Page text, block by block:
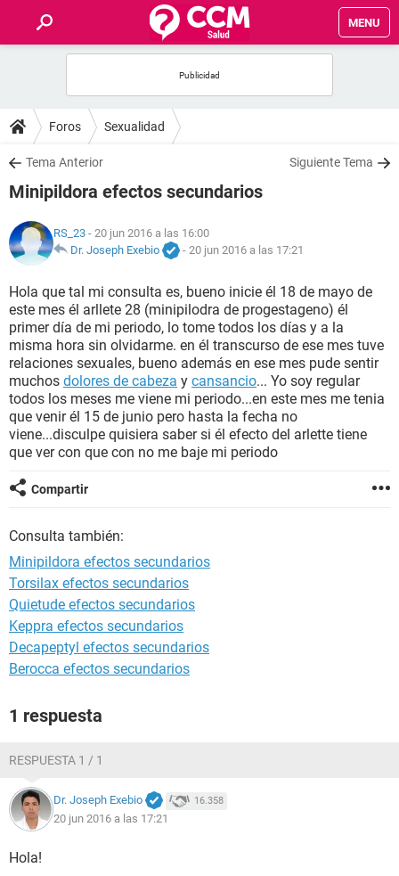
MENU
FOROS
SALUD
FAMILIA
NUTRICIÓN
BIENESTAR
SEXUALIDAD
GLOSARIO
Foros Sexualidad
Tema Anterior Siguiente Tema
Minipildora efectos secundarios
RS_23 - 20 jun 2016 a las 16:00
Dr. Joseph Exebio
- 20 jun 2016 a las 17:21
Hola que tal mi consulta es, bueno inicie él 18 de mayo de
este mes él arllete 28 (minipilodra de progestageno) él
primer día de mi periodo, lo tome todos los días y a la
misma hora sin olvidarme. en él transcurso de ese mes tuve
relaciones sexuales, bueno además en ese mes pude sentir
muchos dolores de cabeza y cansancio... Yo soy regular
todos los meses me viene mi periodo...en este mes me tenia
que venir él 15 de junio pero hasta la fecha no
viene...disculpe quisiera saber si él efecto del arlette tiene
que ver con que con no me baje mi periodo
Compartir
Consulta también:
Minipildora efectos secundarios
Torsilax efectos secundarios
Quietude efectos secundarios
Keppra efectos secundarios
Decapeptyl efectos secundarios
Berocca efectos secundarios
1 respuesta
RESPUESTA 1 / 1
Dr. Joseph Exebio 16.358
20 jun 2016 a las 17:21
Hola!